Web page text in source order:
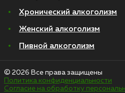
Хронический алкоголизм
Женский алкоголизм
Пивной алкоголизм
© 2026 Все права защищены
Политика конфиденциальности
Согласие на обработку